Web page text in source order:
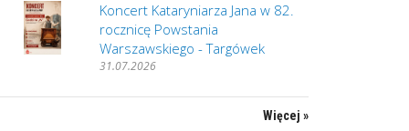
Koncert Kataryniarza Jana w 82.
rocznicę Powstania
Warszawskiego - Targówek
31.07.2026
Więcej »